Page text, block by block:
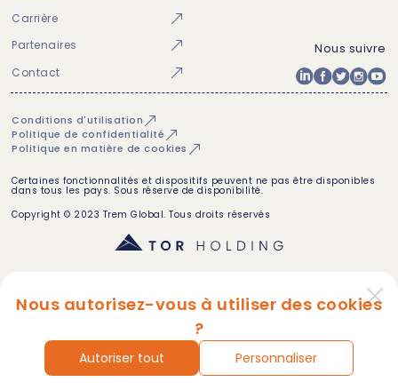
Nous autorisez-vous à utiliser des cookies
?
Autoriser tout Personnaliser
Carrière
Partenaires
Contact
Nous suivre
Conditions d'utilisation
Politique de confidentialité
Politique en matière de cookies
Certaines fonctionnalités et dispositifs peuvent ne pas être disponibles
dans tous les pays. Sous réserve de disponibilité.
Copyright © 2023 Trem Global. Tous droits réservés